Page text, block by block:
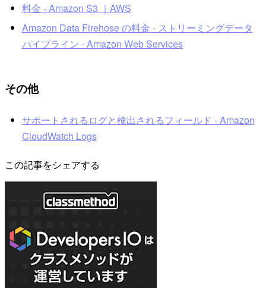
料金 - Amazon S3 ｜AWS
Amazon Data Firehose の料金 - ストリーミングデータ
パイプライン - Amazon Web Services
その他
サポートされるログと検出されるフィールド - Amazon
CloudWatch Logs
この記事をシェアする